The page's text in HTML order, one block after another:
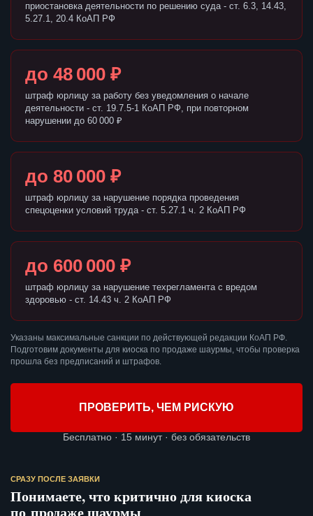
приостановка деятельности по решению суда - ст. 6.3, 14.43,
5.27.1, 20.4 КоАП РФ
до 48 000 ₽
штраф юрлицу за работу без уведомления о начале
деятельности - ст. 19.7.5-1 КоАП РФ, при повторном
нарушении до 60 000 ₽
до 80 000 ₽
штраф юрлицу за нарушение порядка проведения
спецоценки условий труда - ст. 5.27.1 ч. 2 КоАП РФ
до 600 000 ₽
штраф юрлицу за нарушение техрегламента с вредом
здоровью - ст. 14.43 ч. 2 КоАП РФ
Указаны максимальные санкции по действующей редакции КоАП РФ.
Подготовим документы для киоска по продаже шаурмы, чтобы проверка
прошла без предписаний и штрафов.
ПРОВЕРИТЬ, ЧЕМ РИСКУЮ
Бесплатно · 15 минут · без обязательств
СРАЗУ ПОСЛЕ ЗАЯВКИ
Понимаете, что критично для киоска